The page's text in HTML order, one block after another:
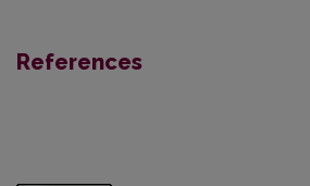
References